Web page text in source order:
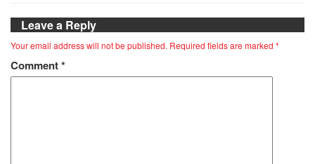
Leave a Reply
Your email address will not be published. Required fields are marked *
Comment*